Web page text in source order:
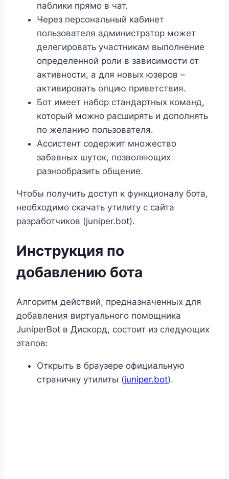
паблики прямо в чат.
Через персональный кабинет
пользователя администратор может
делегировать участникам выполнение
определенной роли в зависимости от
активности, а для новых юзеров –
активировать опцию приветствия.
Бот имеет набор стандартных команд,
который можно расширять и дополнять
по желанию пользователя.
Ассистент содержит множество
забавных шуток, позволяющих
разнообразить общение.
Чтобы получить доступ к функционалу бота,
необходимо скачать утилиту с сайта
разработчиков (juniper.bot).
Инструкция по
добавлению бота
Алгоритм действий, предназначенных для
добавления виртуального помощника
JuniperBot в Дискорд, состоит из следующих
этапов:
Открыть в браузере официальную
страничку утилиты (juniper.bot).